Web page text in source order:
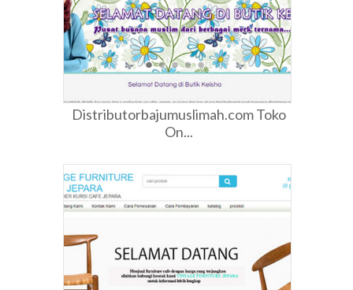
Distributorbajumuslimah.com Toko
On...